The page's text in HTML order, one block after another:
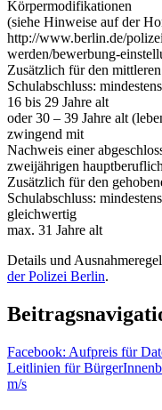
Körpermodifikationen
(siehe Hinweise auf der
http://www.berlin.de/
werden/bewerbung-
Zusätzlich für den
Schulabschluss:
16 bis 29 Jahre alt
oder 30 – 39 Jahre alt
zwingend mit
Nachweis einer
zweijährigen
Zusätzlich für den
Schulabschluss:
gleichwertig
max. 31 Jahre alt
Details und
der Polizei Berlin.
Facebook: Aufpreis für
Leitlinien für
m/s